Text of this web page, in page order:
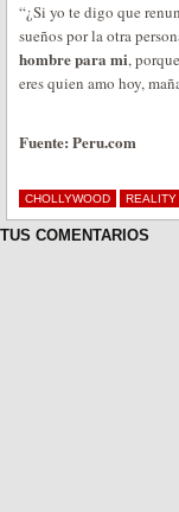
“¿Si yo te digo que
sueños por la otra
hombre para mi,
eres quien amo hoy,
Fuente: Peru.com
CHOLLYWOOD REALITY
TUS COMENTARIOS